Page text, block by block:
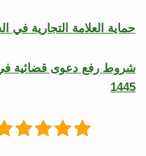
حماية العلامة التجارية في
شروط رفع دعوى قضائية
1445